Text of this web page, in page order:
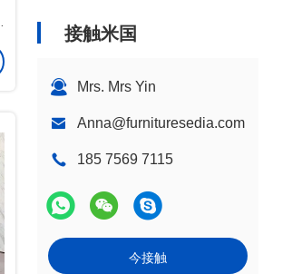
接触米国
Mrs. Mrs Yin
Anna@furnituresedia.com
185 7569 7115
今接触